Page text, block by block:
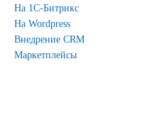
На 1С-Битрикс
На Wordpress
Внедрение CRM
Маркетплейсы